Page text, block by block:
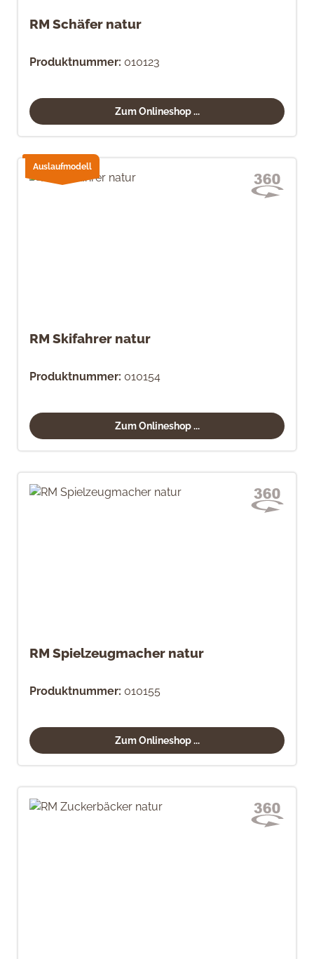
RM Schäfer natur
Produktnummer: 010123
Zum Onlineshop ...
RM Skifahrer natur
Produktnummer: 010154
Zum Onlineshop ...
Auslaufmodell
RM Spielzeugmacher natur
Produktnummer: 010155
Zum Onlineshop ...